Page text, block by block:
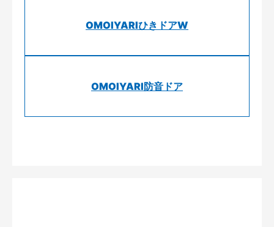
OMOIYARIひきドアW
OMOIYARI防音ドア